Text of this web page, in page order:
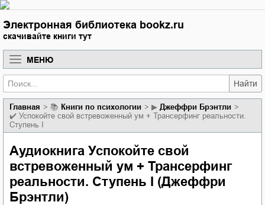
Электронная библиотека bookz.ru
скачивайте книги тут
МЕНЮ
Найти
Главная 📚 книги по психологии ▶ Джеффри Брэнтли
✔️ Успокойте свой встревоженный ум + Трансерфинг реальности.
Ступень I
Аудиокнига Успокойте свой
встревоженный ум + Трансерфинг
реальности. Ступень I (Джеффри
Брэнтли)